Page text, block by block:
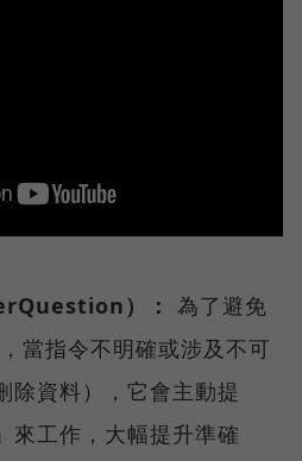
）： 為了避免
當指令不明確或涉及不可
除資料），它會主動提
來工作，大幅提升準確